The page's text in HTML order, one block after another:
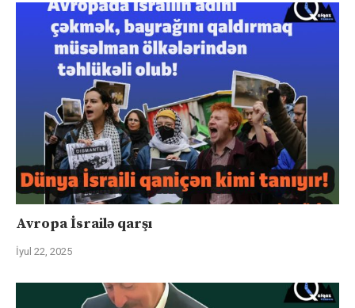
Avropa İsrailə qarşı
İyul 22, 2025